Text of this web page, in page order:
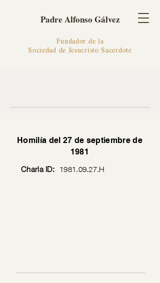
Padre Alfonso Gálvez
Fundador de la
Sociedad de Jesucristo Sacerdote
Homilía del 27 de septiembre de
1981
Charla ID: 1981.09.27.H